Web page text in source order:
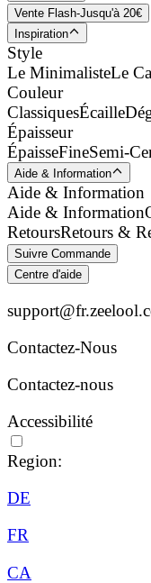
Vente Flash-Jusqu'à 20€
Inspiration
Style
Le MinimalisteLe
Couleur
ClassiquesÉcaille
Épaisseur
ÉpaisseFineSemi-
Aide & Information
Aide & Information
Aide & Information
RetoursRetours &
Suivre Commande
Centre d'aide
Contactez-Nous​
Contactez-nous
Accessibilité
Region:
DE
FR
CA